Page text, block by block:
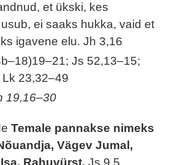
et ükski, kes
ei saaks hukka, vaid et
igavene elu.Jh 3,16
Js 52,13–15;
23,32–49
19,16–30
Temale pannakse nimeks
Vägev Jumal,
Rahuvürst.Js 9,5